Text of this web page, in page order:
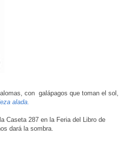
con galápagos que toman el sol,
alada.
Caseta 287 en la Feria del Libro de
dará la sombra.